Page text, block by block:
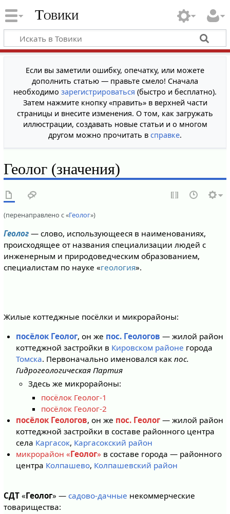
Товики
Если вы заметили ошибку, опечатку, или можете
дополнить статью — правьте смело! Сначала
необходимо зарегистрироваться (быстро и бесплатно).
Затем нажмите кнопку «править» в верхней части
страницы и внесите изменения. О том, как загружать
иллюстрации, создавать новые статьи и о многом
другом можно прочитать в справке.
Геолог (значения)
(перенаправлено с «Геолог»)
Геолог— слово, использующееся в наименованиях,
происходящее от названия специализации людей с
инженерным и природоведческим образованием,
специалистам по науке «геология».
Жилые коттеджные посёлки и микрорайоны:
посёлок Геолог, он же пос. Геологов — жилой район
коттеджной застройки в Кировском районе города
Томска. Первоначально именовался какпос.
Гидрогеологическая Партия
Здесь же микрорайоны:
посёлок Геолог-1
посёлок Геолог-2
посёлок Геологов, он же пос. Геолог — жилой район
коттеджной застройки в составе районного центра
села Каргасок, Каргасокский район
микрорайон «Геолог» в составе города — районного
центра Колпашево, Колпашевский район
СДТ«Геолог» — садово-дачные некоммерческие
товарищества: